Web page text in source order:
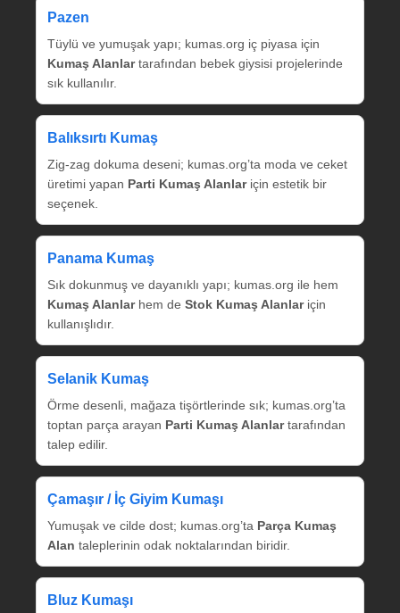
Pazen
Tüylü ve yumuşak yapı; kumas.org iç piyasa için
Kumaş Alanlartarafından bebek giysisi projelerinde
sık kullanılır.
Balıksırtı Kumaş
Zig‑zag dokuma deseni; kumas.org’ta moda ve ceket
üretimi yapan Parti Kumaş Alanlariçin estetik bir
seçenek.
Panama Kumaş
Sık dokunmuş ve dayanıklı yapı; kumas.org ile hem
Kumaş Alanlarhem de Stok Kumaş Alanlariçin
kullanışlıdır.
Selanik Kumaş
Örme desenli, mağaza tişörtlerinde sık; kumas.org’ta
toptan parça arayan Parti Kumaş Alanlartarafından
talep edilir.
Çamaşır / İç Giyim Kumaşı
Yumuşak ve cilde dost; kumas.org’ta Parça Kumaş
Alan taleplerinin odak noktalarından biridir.
Bluz Kumaşı